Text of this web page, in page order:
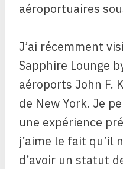
aéroportuaires
J’ai récemment
Sapphire Lounge
aéroports John F.
de New York. Je
une expérience
j’aime le fait qu’il
d’avoir un statut